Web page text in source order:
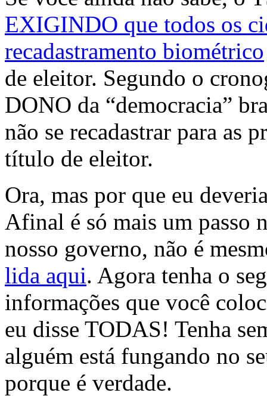
EXIGINDO que todos os
recadastramento biométrico
de eleitor. Segundo o
DONO da “democracia”
não se recadastrar para as
título de eleitor.
Ora, mas por que eu
Afinal é só mais um passo
nosso governo, não é
lida aqui. Agora tenha o
informações que você
eu disse TODAS! Tenha
alguém está fungando no
porque é verdade.